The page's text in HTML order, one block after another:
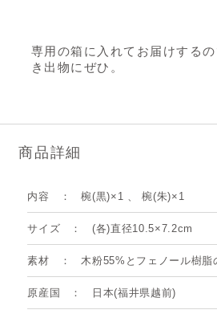
専用の箱に入れてお届けする
き出物にぜひ。
商品詳細
内容 椀(黒)×1 、 椀(朱)×1
サイズ (各)直径10.5×7.2cm
素材 木粉55%とフェノール樹脂
原産国 日本(福井県越前)